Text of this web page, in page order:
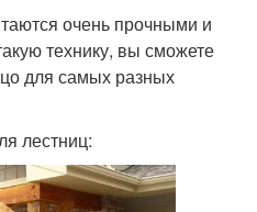
очень прочными и
технику, вы сможете
для самых разных
лестниц: